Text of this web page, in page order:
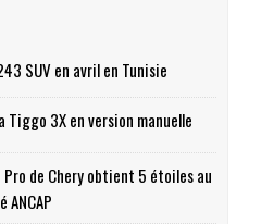
SUV en avril en Tunisie
Tiggo 3X en version manuelle
Pro de Chery obtient 5 étoiles au